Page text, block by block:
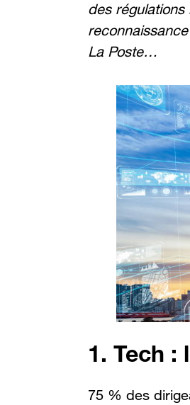
des régulations
La Poste…
1. Tech :
75 % des